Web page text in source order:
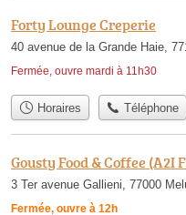
Forty Lounge Creperie
40 avenue de la Grande Haie,
Fermée, ouvre mardi à 11h30
Horaires Téléphone
Gousty Food & Coffee (A2I
3 Ter avenue Gallieni, 77000
Fermée, ouvre à 12h